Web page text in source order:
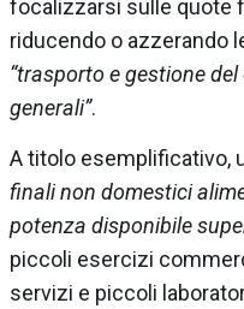
focalizzarsi sulle quote
riducendo o azzerando
“trasporto e gestione
generali”.
A titolo esemplificativo,
finali non domestici
potenza disponibile
piccoli esercizi
servizi e piccoli